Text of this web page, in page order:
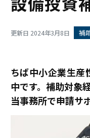
更新日 2024年3月8日 補
ちば中小企業生産
中です。補助対象
当事務所で申請サ